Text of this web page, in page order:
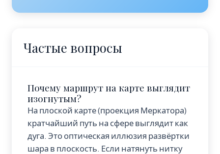
Частые вопросы
Почему маршрут на карте выглядит
изогнутым?
На плоской карте (проекция Меркатора)
кратчайший путь на сфере выглядит как
дуга. Это оптическая иллюзия развёртки
шара в плоскость. Если натянуть нитку